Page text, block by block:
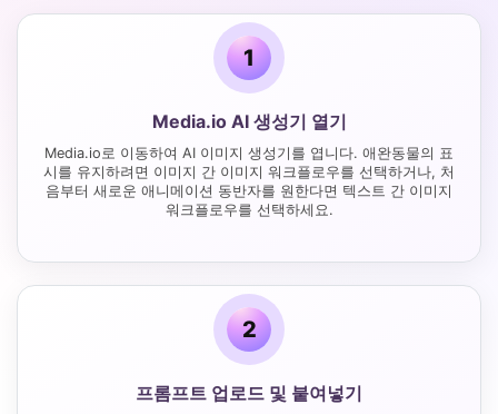
1
Media.io AI 생성기 열기
Media.io로 이동하여 AI 이미지 생성기를 엽니다. 애완동물의 표
시를 유지하려면 이미지 간 이미지 워크플로우를 선택하거나, 처
음부터 새로운 애니메이션 동반자를 원한다면 텍스트 간 이미지
워크플로우를 선택하세요.
2
프롬프트 업로드 및 붙여넣기